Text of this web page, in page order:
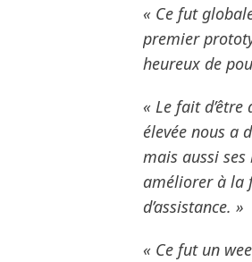
« Ce fut
premier
heureux de
« Le fait
élevée nous a
mais aussi
améliorer à la
d’assistance. »
« Ce fut un